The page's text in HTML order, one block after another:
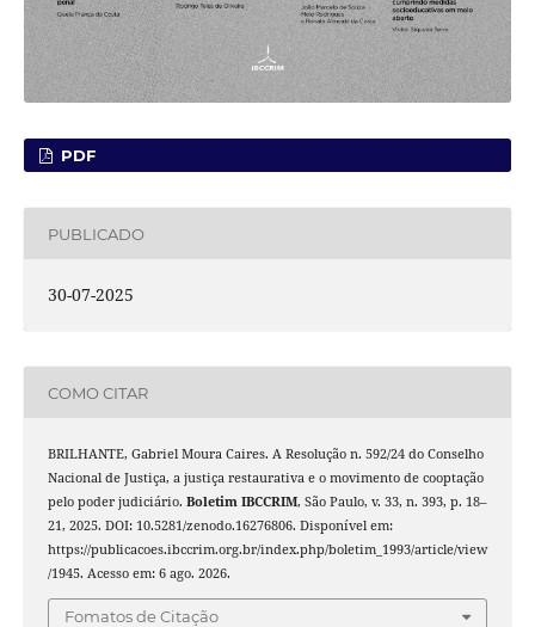
PDF
PUBLICADO
30-07-2025
COMO CITAR
BRILHANTE, Gabriel Moura Caires. A Resolução n. 592/24 do Conselho
Nacional de Justiça, a justiça restaurativa e o movimento de cooptação
pelo poder judiciário. Boletim IBCCRIM, São Paulo, v. 33, n. 393, p. 18–
21, 2025. DOI: 10.5281/zenodo.16276806. Disponível em:
https://publicacoes.ibccrim.org.br/index.php/boletim_1993/article/view
/1945. Acesso em: 6 ago. 2026.
Fomatos de Citação